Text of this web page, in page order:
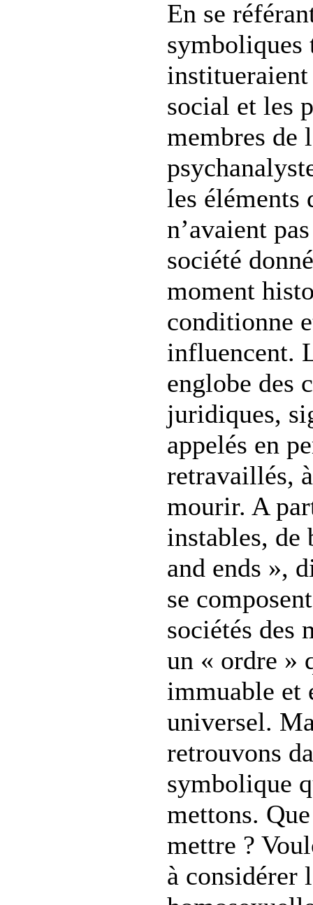
En se
symboliques
social et les
membres de
les éléments
n’avaient
société
moment
conditionne
influencent.
englobe des
juridiques,
appelés en
retravaillés,
mourir. A
instables, de
and ends »,
se
sociétés des
un « ordre »
immuable et
universel.
retrouvons
symbolique
mettons.
mettre ?
à considérer